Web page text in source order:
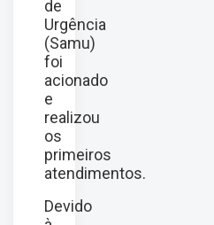
de
Urgência
(Samu)
foi
acionado
e
realizou
os
primeiros
atendimentos.
Devido